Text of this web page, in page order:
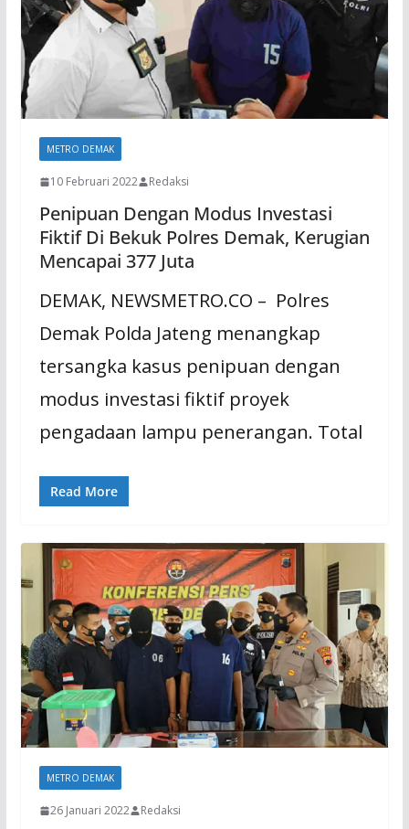
METRO DEMAK
10 Februari 2022 Redaksi
Penipuan Dengan Modus Investasi
Fiktif Di Bekuk Polres Demak, Kerugian
Mencapai 377 Juta
DEMAK, NEWSMETRO.CO – Polres
Demak Polda Jateng menangkap
tersangka kasus penipuan dengan
modus investasi fiktif proyek
pengadaan lampu penerangan. Total
Read More
METRO DEMAK
26 Januari 2022 Redaksi